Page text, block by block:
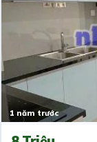
1 năm trước